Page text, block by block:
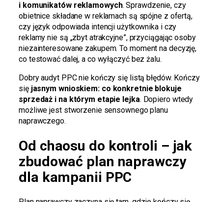
i komunikatów reklamowych. Sprawdzenie, czy
obietnice składane w reklamach są spójne z ofertą,
czy język odpowiada intencji użytkownika i czy
reklamy nie są „zbyt atrakcyjne”, przyciągając osoby
niezainteresowane zakupem. To moment na decyzję,
co testować dalej, a co wyłączyć bez żalu.
Dobry audyt PPC nie kończy się listą błędów. Kończy
się jasnym wnioskiem: co konkretnie blokuje
sprzedaż i na którym etapie lejka. Dopiero wtedy
możliwe jest stworzenie sensownego planu
naprawczego.
Od chaosu do kontroli – jak
zbudować plan naprawczy
dla kampanii PPC